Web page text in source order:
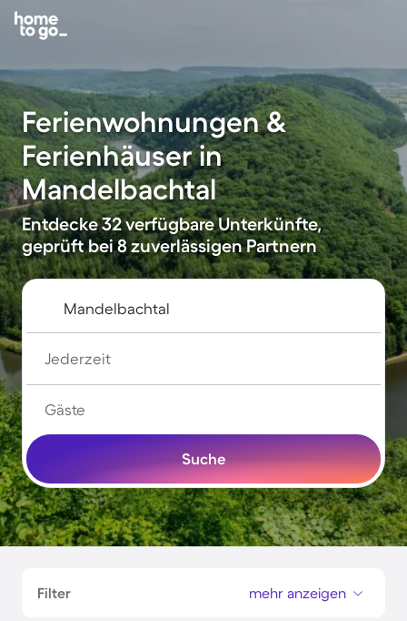
Ferienwohnungen &
Ferienhäuser in
Mandelbachtal
Entdecke 32 verfügbare Unterkünfte,
geprüft bei 8 zuverlässigen Partnern
Jederzeit
Gäste
Suche
Filter mehr anzeigen